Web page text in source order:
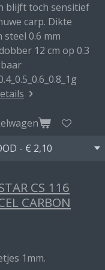
blijft toch sensitief
carp. Dikte
0.6 mm
12 cm op 0.3
CS 116
CARBON
1mm.